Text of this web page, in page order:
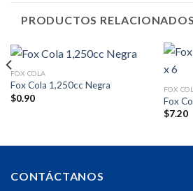
PRODUCTOS RELACIONADOS
FOX COLA
Fox Cola 1,250cc Negra
$0.90
FOX
Fox
$7.20
CONTÁCTANOS